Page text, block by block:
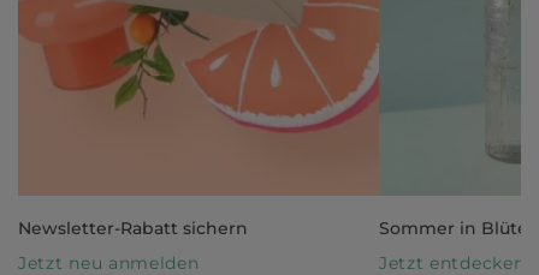
Newsletter-Rabatt sichern
Jetzt neu anmelden
Sommer in Blüte
Jetzt entdecken